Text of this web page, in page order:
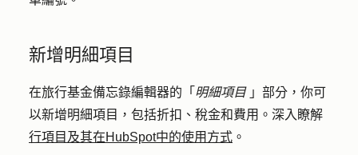
新增明細項目
在旅行基金備忘錄編輯器的「 明細項目」部分，你可
以新增明細項目，包括折扣、稅金和費用。深入瞭解
行項目及其在HubSpot中的使用方式 。